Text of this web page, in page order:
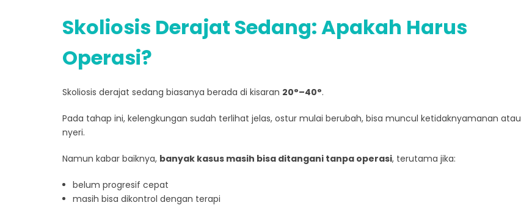
Skoliosis Derajat Sedang: Apakah Harus
Operasi?
Skoliosis derajat sedang biasanya berada di kisaran 20°–40°.
Pada tahap ini, kelengkungan sudah terlihat jelas, ostur mulai berubah, bisa muncul ketidaknyamanan atau
nyeri.
Namun kabar baiknya, banyak kasus masih bisa ditangani tanpa operasi, terutama jika:
belum progresif cepat
masih bisa dikontrol dengan terapi